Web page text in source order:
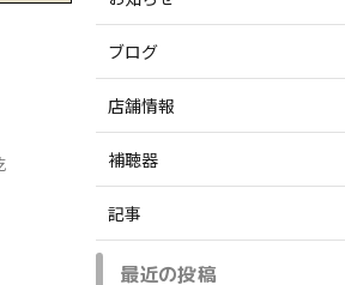
ブログ
店舗情報
補聴器
記事
最近の投稿